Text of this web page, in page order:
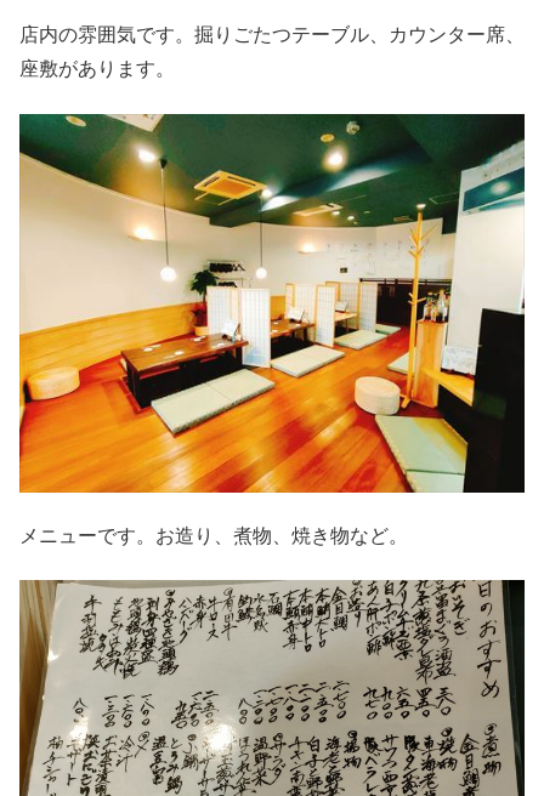
店内の雰囲気です。掘りごたつテーブル、カウンター席、
座敷があります。
メニューです。お造り、煮物、焼き物など。